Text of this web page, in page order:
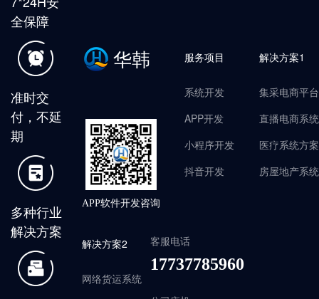
全保障
准时交
付，不延
期
多种行业
解决方案
华韩
APP软件开发咨询
服务项目
系统开发
APP开发
小程序开发
抖音开发
解决方案1
集采电商平台
直播电商系统
医疗系统方案
房屋地产系统
解决方案2
网络货运系统
客服电话
17737785960